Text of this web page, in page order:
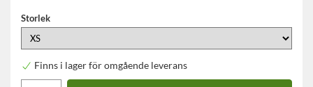
Storlek
Finns i lager för omgående leverans